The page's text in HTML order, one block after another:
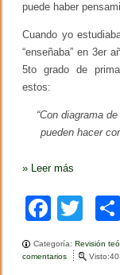
puede haber
Cuando yo
“enseñaba” en 3er
5to grado de
estos:
“Con diagrama
pueden hacer
» Leer más
F
a
c
wi
tt
Categoría: Revisión
comentarios